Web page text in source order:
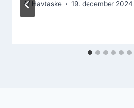
Af Havtaske 19. december 2024